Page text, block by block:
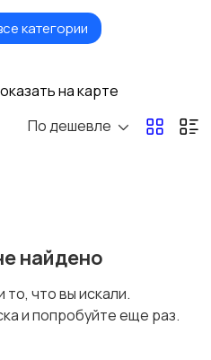
Объективы
оборудование
категории
на карте
По дешевле
найдено
что вы искали.
и попробуйте еще раз.